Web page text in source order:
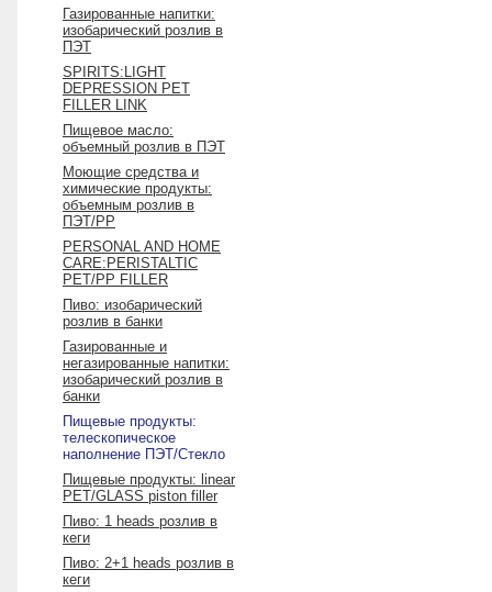
Газированные напитки:
изобарический розлив в
ПЭТ
SPIRITS:LIGHT
DEPRESSION PET
FILLER LINK
Пищевое масло:
объемный розлив в ПЭТ
Моющиe средства и
химические продукты:
объемным розлив в
ПЭТ/PP
PERSONAL AND HOME
CARE:PERISTALTIC
PET/PP FILLER
Пиво: изобарический
розлив в банки
Газированные и
негазированные напитки:
изобарический розлив в
банки
Пищевые продукты:
телескопическое
наполнение ПЭТ/Стекло
Пищевые продукты: linear
PET/GLASS piston filler
Пиво: 1 heads розлив в
кеги
Пиво: 2+1 heads розлив в
кеги